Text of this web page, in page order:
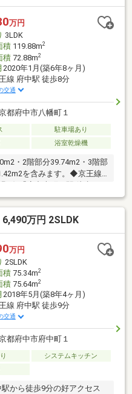
万円
3LDK
積119.88m2
積72.88m2
2020年1月(築6年8ヶ月)
線 府中駅 徒歩8分
交通
都府中市八幡町１
駐車場あり
浴室乾燥機
・2階部分39.74m2・3階部
を含みます。◆京王線
歩1分◆広々LDK19帖 ※分
ています。◆充実の設備：
房、 TVモニター付きインタ
ス有り
万円 2SLDK
万円
2SLDK
積75.34m2
積75.64m2
2018年5月(築8年4ヶ月)
線 府中駅 徒歩9分
交通
都府中市府中町１
システムキッチン
から徒歩9分の好アクセス